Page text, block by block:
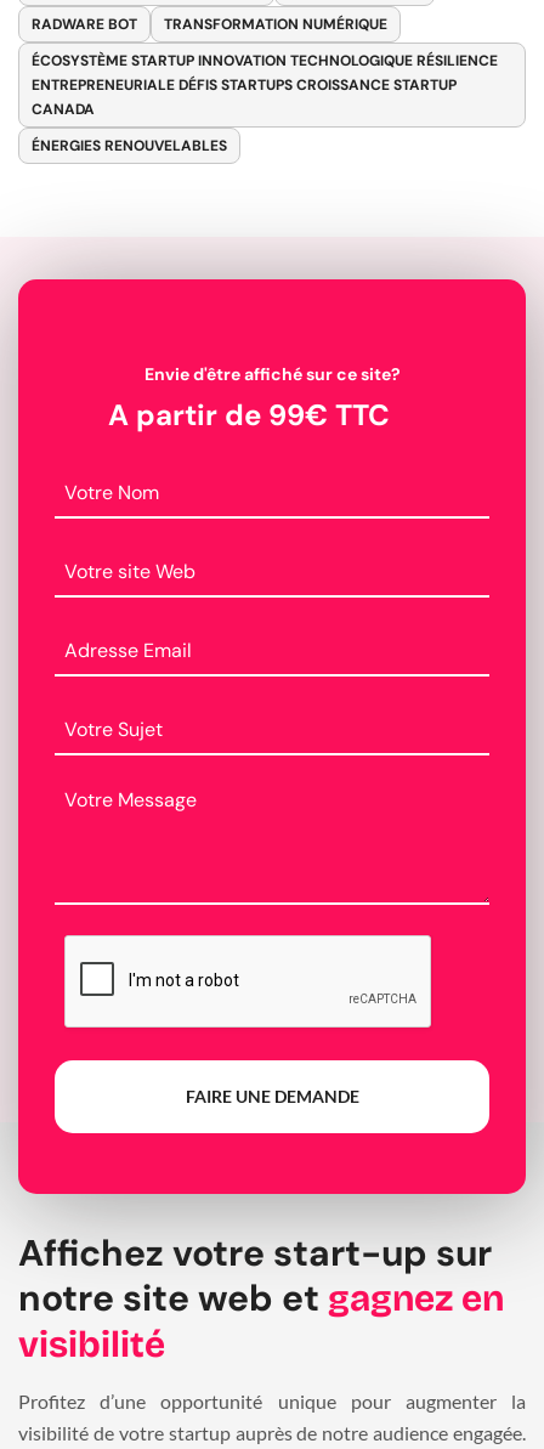
RADWARE BOT
TRANSFORMATION NUMÉRIQUE
ÉCOSYSTÈME STARTUP INNOVATION TECHNOLOGIQUE RÉSILIENCE
ENTREPRENEURIALE DÉFIS STARTUPS CROISSANCE STARTUP
CANADA
ÉNERGIES RENOUVELABLES
Envie d'être affiché sur ce site?
A partir de 99€ TTC
FAIRE UNE DEMANDE
Affichez votre start-up sur
notre site web et gagnez en
visibilité
Profitez d’une opportunité unique pour augmenter la
visibilité de votre startup auprès de notre audience engagée.